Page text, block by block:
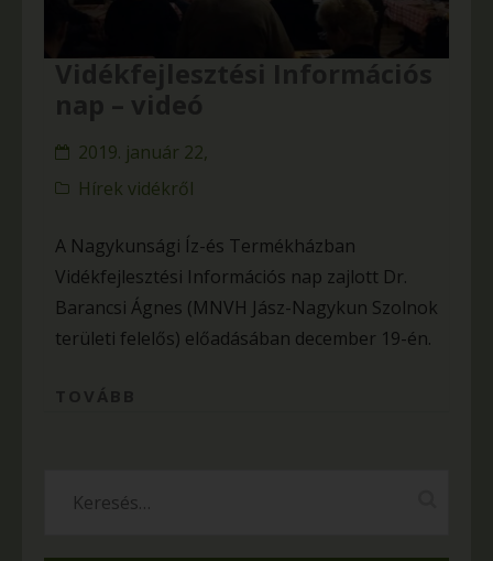
2019. január 22,
Hírek vidékről
A Nagykunsági Íz-és Termékházban
Vidékfejlesztési Információs nap zajlott Dr.
Barancsi Ágnes (MNVH Jász-Nagykun Szolnok
területi felelős) előadásában december 19-én.